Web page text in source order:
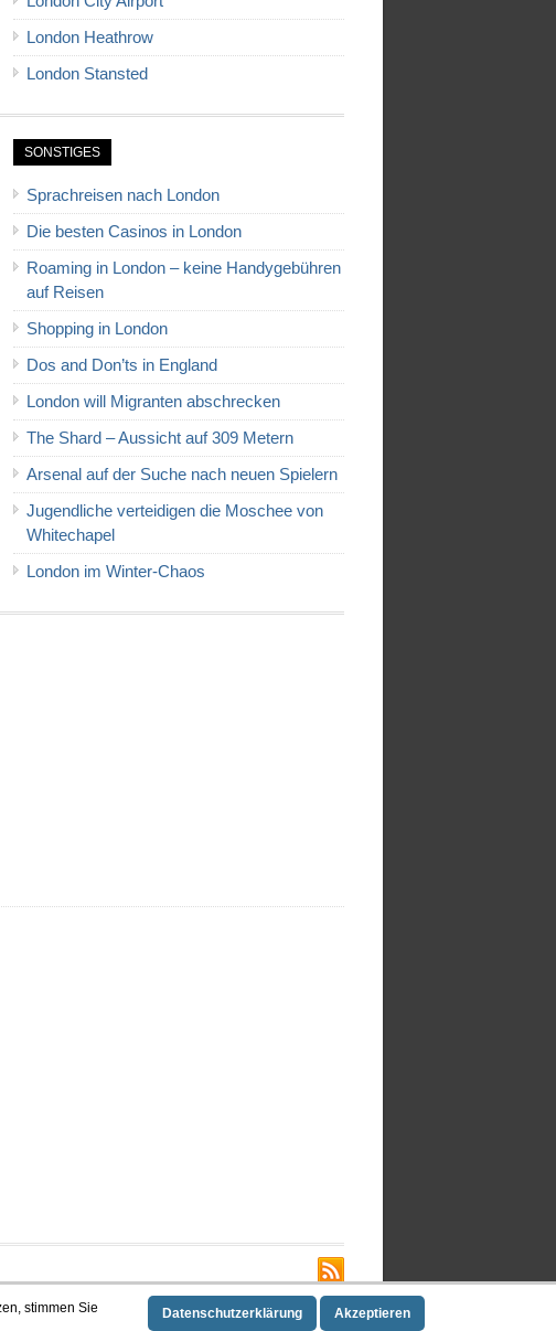
London Heathrow
London Stansted
SONSTIGES
Sprachreisen nach London
Die besten Casinos in London
Roaming in London – keine Handygebühren
auf Reisen
Shopping in London
Dos and Don’ts in England
London will Migranten abschrecken
The Shard – Aussicht auf 309 Metern
Arsenal auf der Suche nach neuen Spielern
Jugendliche verteidigen die Moschee von
Whitechapel
London im Winter-Chaos
stimmen Sie
Datenschutzerklärung Akzeptieren